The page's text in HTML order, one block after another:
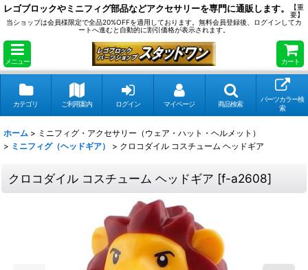
レゴブロックやミニフィグ部品などアクセサリーを専門に通販します。
【重
要】
当ショップは会員様限定で全品20%OFFを適用しております。無料会員登録後、ログインしてカ
ートへ進むと自動的に割引価格が表示されます。
メニュー カート
カテゴリ ご利用案内 ログイン マイページ 商品検索
パーツカラー検
索
ホーム > ミニフィグ・アクセサリー（ウェア・ハット・ヘルメット）
> ミニフィグ（ヘッドギア） > クロコダイル コスチューム ヘッドギア
クロコダイル コスチューム ヘッドギア [f-a2608]